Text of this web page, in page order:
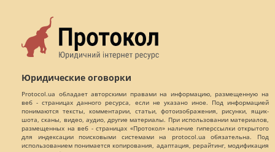
Юридические оговорки
Protocol.ua обладает авторскими правами на информацию, размещенную на
веб - страницах данного ресурса, если не указано иное. Под информацией
понимаются тексты, комментарии, статьи, фотоизображения, рисунки, ящик-
шота, сканы, видео, аудио, другие материалы. При использовании материалов,
размещенных на веб - страницах «Протокол» наличие гиперссылки открытого
для индексации поисковыми системами на protocol.ua обязательна. Под
использованием понимается копирования, адаптация, рерайтинг, модификация